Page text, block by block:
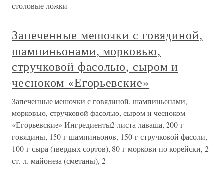
столовые ложки
Запеченные мешочки с говядиной,
шампиньонами, морковью,
стручковой фасолью, сыром и
чесноком «Егорьевские»
Запеченные мешочки с говядиной, шампиньонами,
морковью, стручковой фасолью, сыром и чесноком
«Егорьевские» Ингредиенты2 листа лаваша, 200 г
говядины, 150 г шампиньонов, 150 г стручковой фасоли,
100 г сыра (твердых сортов), 80 г моркови по-корейски, 2
ст. л. майонеза (сметаны), 2